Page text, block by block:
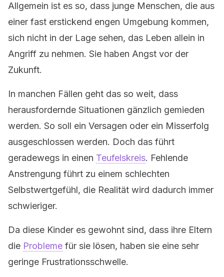
Allgemein ist es so, dass junge Menschen, die aus
einer fast erstickend engen Umgebung kommen,
sich nicht in der Lage sehen, das Leben allein in
Angriff zu nehmen. Sie haben Angst vor der
Zukunft.
In manchen Fällen geht das so weit, dass
herausfordernde Situationen gänzlich gemieden
werden. So soll ein Versagen oder ein Misserfolg
ausgeschlossen werden. Doch das führt
geradewegs in einen Teufelskreis. Fehlende
Anstrengung führt zu einem schlechten
Selbstwertgefühl, die Realität wird dadurch immer
schwieriger.
Da diese Kinder es gewohnt sind, dass ihre Eltern
die Probleme für sie lösen, haben sie eine sehr
geringe Frustrationsschwelle.